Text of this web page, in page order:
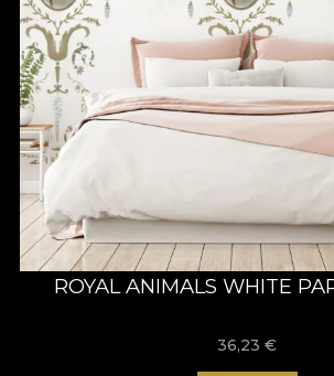
ROYAL ANIMALS WHITE
36,23 €